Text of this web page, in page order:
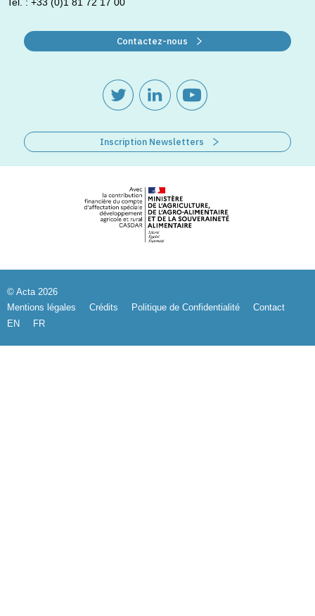
Contactez-nous
Inscription Newsletters
© Acta 2026
Mentions légales
Crédits Politique de Confidentialité
Contact
EN
FR